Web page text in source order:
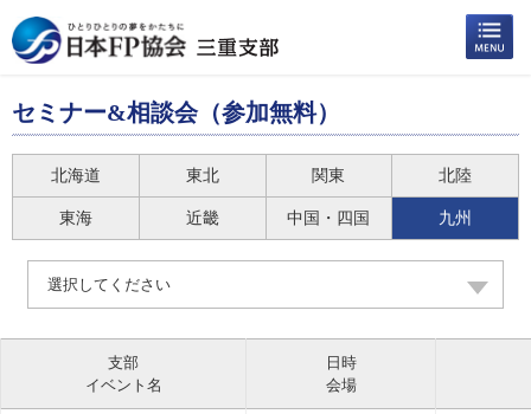
セミナー&相談会（参加無料）
北海道 東北 関東 北陸
東海 近畿 中国・四国 九州
選択してください
支部
イベント名
日時
会場